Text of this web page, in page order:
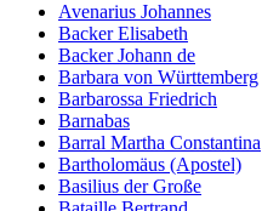
Avenarius Johannes
Backer Elisabeth
Backer Johann de
Barbara von Württemberg
Barbarossa Friedrich
Barnabas
Barral Martha Constantina
Bartholomäus (Apostel)
Basilius der Große